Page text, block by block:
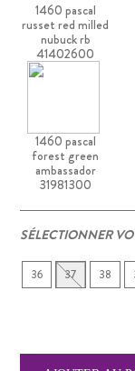
1460 pascal
russet red milled
nubuck rb
41402600
1460 pascal
forest green
ambassador
31981300
SÉLECTIONNER
36 37 38